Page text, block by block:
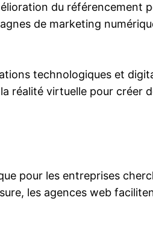
du référencement
de marketing
technologiques et
réalité virtuelle pour créer
pour les entreprises
les agences web